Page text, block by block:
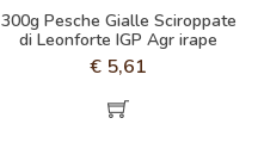
300g Pesche Gialle Sciroppate
di Leonforte IGP Agr irape
€ 5,61